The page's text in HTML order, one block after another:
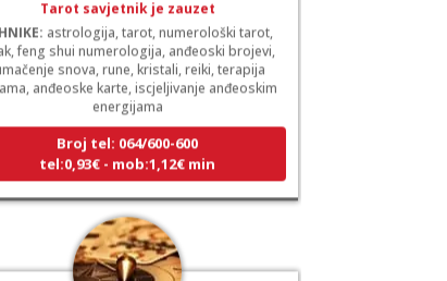
astrologija, tarot, numerološki tarot,
feng shui numerologija, anđeoski brojevi,
snova, rune, kristali, reiki, terapija
anđeoske karte, iscjeljivanje anđeoskim
energijama
Broj tel: 064/600-600
tel:0,93€ - mob:1,12€ min